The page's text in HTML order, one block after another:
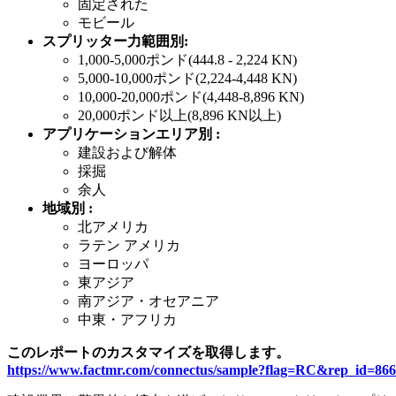
固定された
モビール
スプリッター力範囲別:
1,000-5,000ポンド(444.8 - 2,224 KN)
5,000-10,000ポンド(2,224-4,448 KN)
10,000-20,000ポンド(4,448-8,896 KN)
20,000ポンド以上(8,896 KN以上)
アプリケーションエリア別 :
建設および解体
採掘
余人
地域別 :
北アメリカ
ラテン アメリカ
ヨーロッパ
東アジア
南アジア・オセアニア
中東・アフリカ
このレポートのカスタマイズを取得します。
https://www.factmr.com/connectus/